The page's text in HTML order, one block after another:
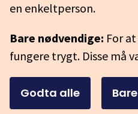
en enkeltperson.
Bare nødvendige: For
fungere trygt. Disse må
Godta alle